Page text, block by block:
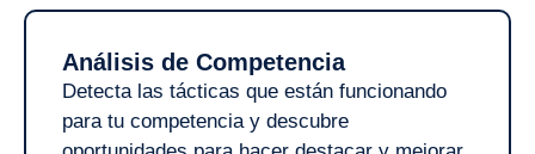
Análisis de Competencia
Detecta las tácticas que están funcionando
para tu competencia y descubre